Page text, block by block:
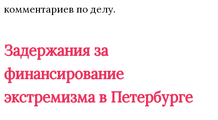
комментариев по делу.
Задержания за
финансирование
экстремизма в Петербурге